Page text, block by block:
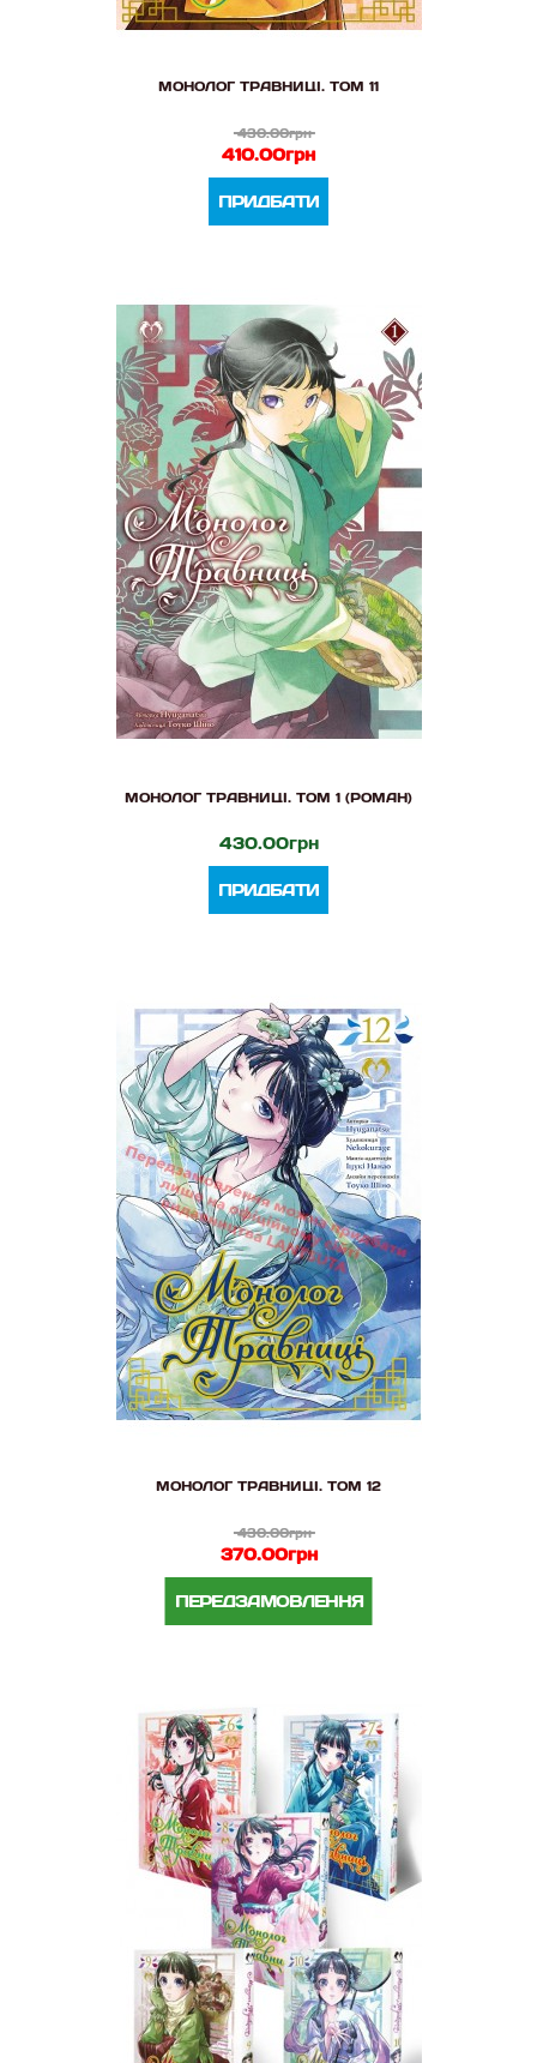
МОНОЛОГ ТРАВНИЦІ. ТОМ 11
430.00грн
410.00грн
ПРИДБАТИ
МОНОЛОГ ТРАВНИЦІ. ТОМ 1 (РОМАН)
430.00грн
ПРИДБАТИ
МОНОЛОГ ТРАВНИЦІ. ТОМ 12
430.00грн
370.00грн
ПЕРЕДЗАМОВЛЕННЯ